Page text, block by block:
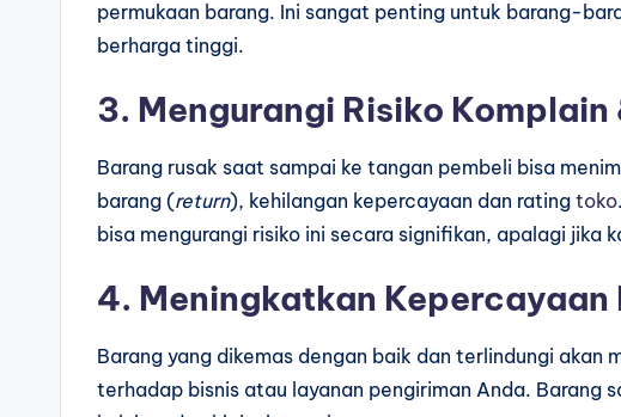
permukaan barang. Ini sangat penting untuk barang-
berharga tinggi.
3. Mengurangi Risiko
Barang rusak saat sampai ke tangan pembeli bisa
barang (return), kehilangan kepercayaan dan rating toko
bisa mengurangi risiko ini secara signifikan, apalagi jika
4. Meningkatkan Kepercayaan
Barang yang dikemas dengan baik dan terlindungi akan
terhadap bisnis atau layanan pengiriman Anda. Barang